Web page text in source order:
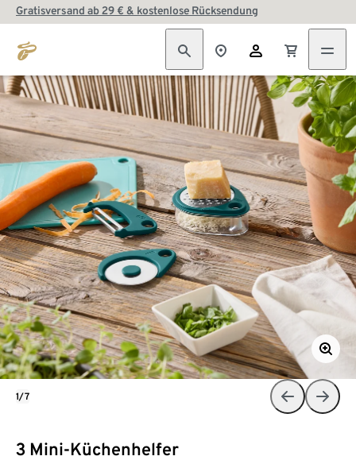
Gratisversand ab 29 € & kostenlose Rücksendung
3 Mini-Küchenhelfer
1/7